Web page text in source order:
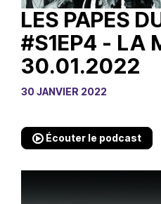
LES PAPES
#S1EP4 - LA
30.01.2022
30 JANVIER 2022
Écouter le podcast